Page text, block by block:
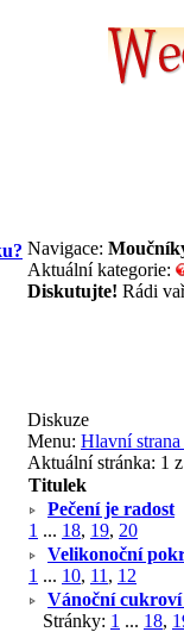
Navigace:
Aktuální kategorie:
Diskutujte! Rádi
Diskuze
Menu: Hlavní
Aktuální stránka: 1
Titulek
Pečení je radost
1 ... 18, 19, 20
Velikonoční
1 ... 10, 11 , 12
Vánoční cukroví
Stránky: 1 ... 18,